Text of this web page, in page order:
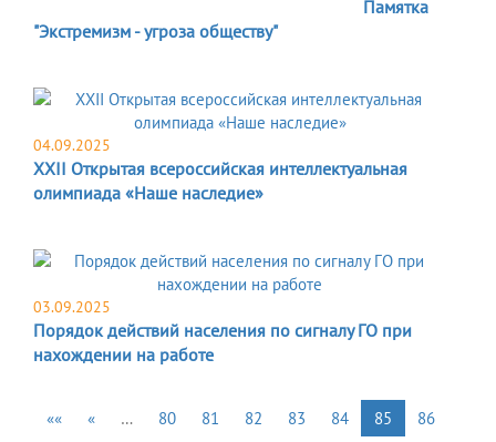
Памятка
"Экстремизм - угроза обществу"
04.09.2025
XXII Открытая всероссийская интеллектуальная
олимпиада «Наше наследие»
03.09.2025
Порядок действий населения по сигналу ГО при
нахождении на работе
«« « … 80 81 82 83 84 85
86